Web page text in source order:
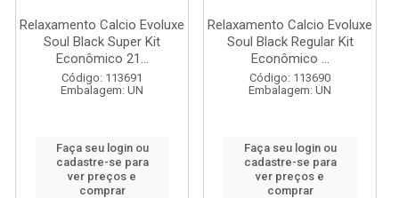
Relaxamento Calcio Evoluxe
Soul Black Super Kit
Econômico 21...
Código: 113691
Embalagem: UN
Faça seu login ou
cadastre-se para
ver preços e
comprar
Relaxamento Calcio Evoluxe
Soul Black Regular Kit
Econômico ...
Código: 113690
Embalagem: UN
Faça seu login ou
cadastre-se para
ver preços e
comprar